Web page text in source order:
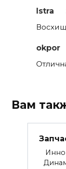
Istra
okpor
Вам